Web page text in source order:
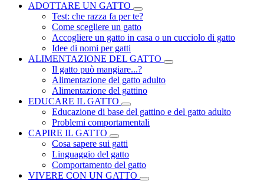
ADOTTARE UN GATTO
Test: che razza fa per te?
Come scegliere un gatto
Accogliere un gatto in casa o un cucciolo di gatto
Idee di nomi per gatti
ALIMENTAZIONE DEL GATTO
Il gatto può mangiare...?
Alimentazione del gatto adulto
Alimentazione del gattino
EDUCARE IL GATTO
Educazione di base del gattino e del gatto adulto
Problemi comportamentali
CAPIRE IL GATTO
Cosa sapere sui gatti
Linguaggio del gatto
Comportamento del gatto
VIVERE CON UN GATTO